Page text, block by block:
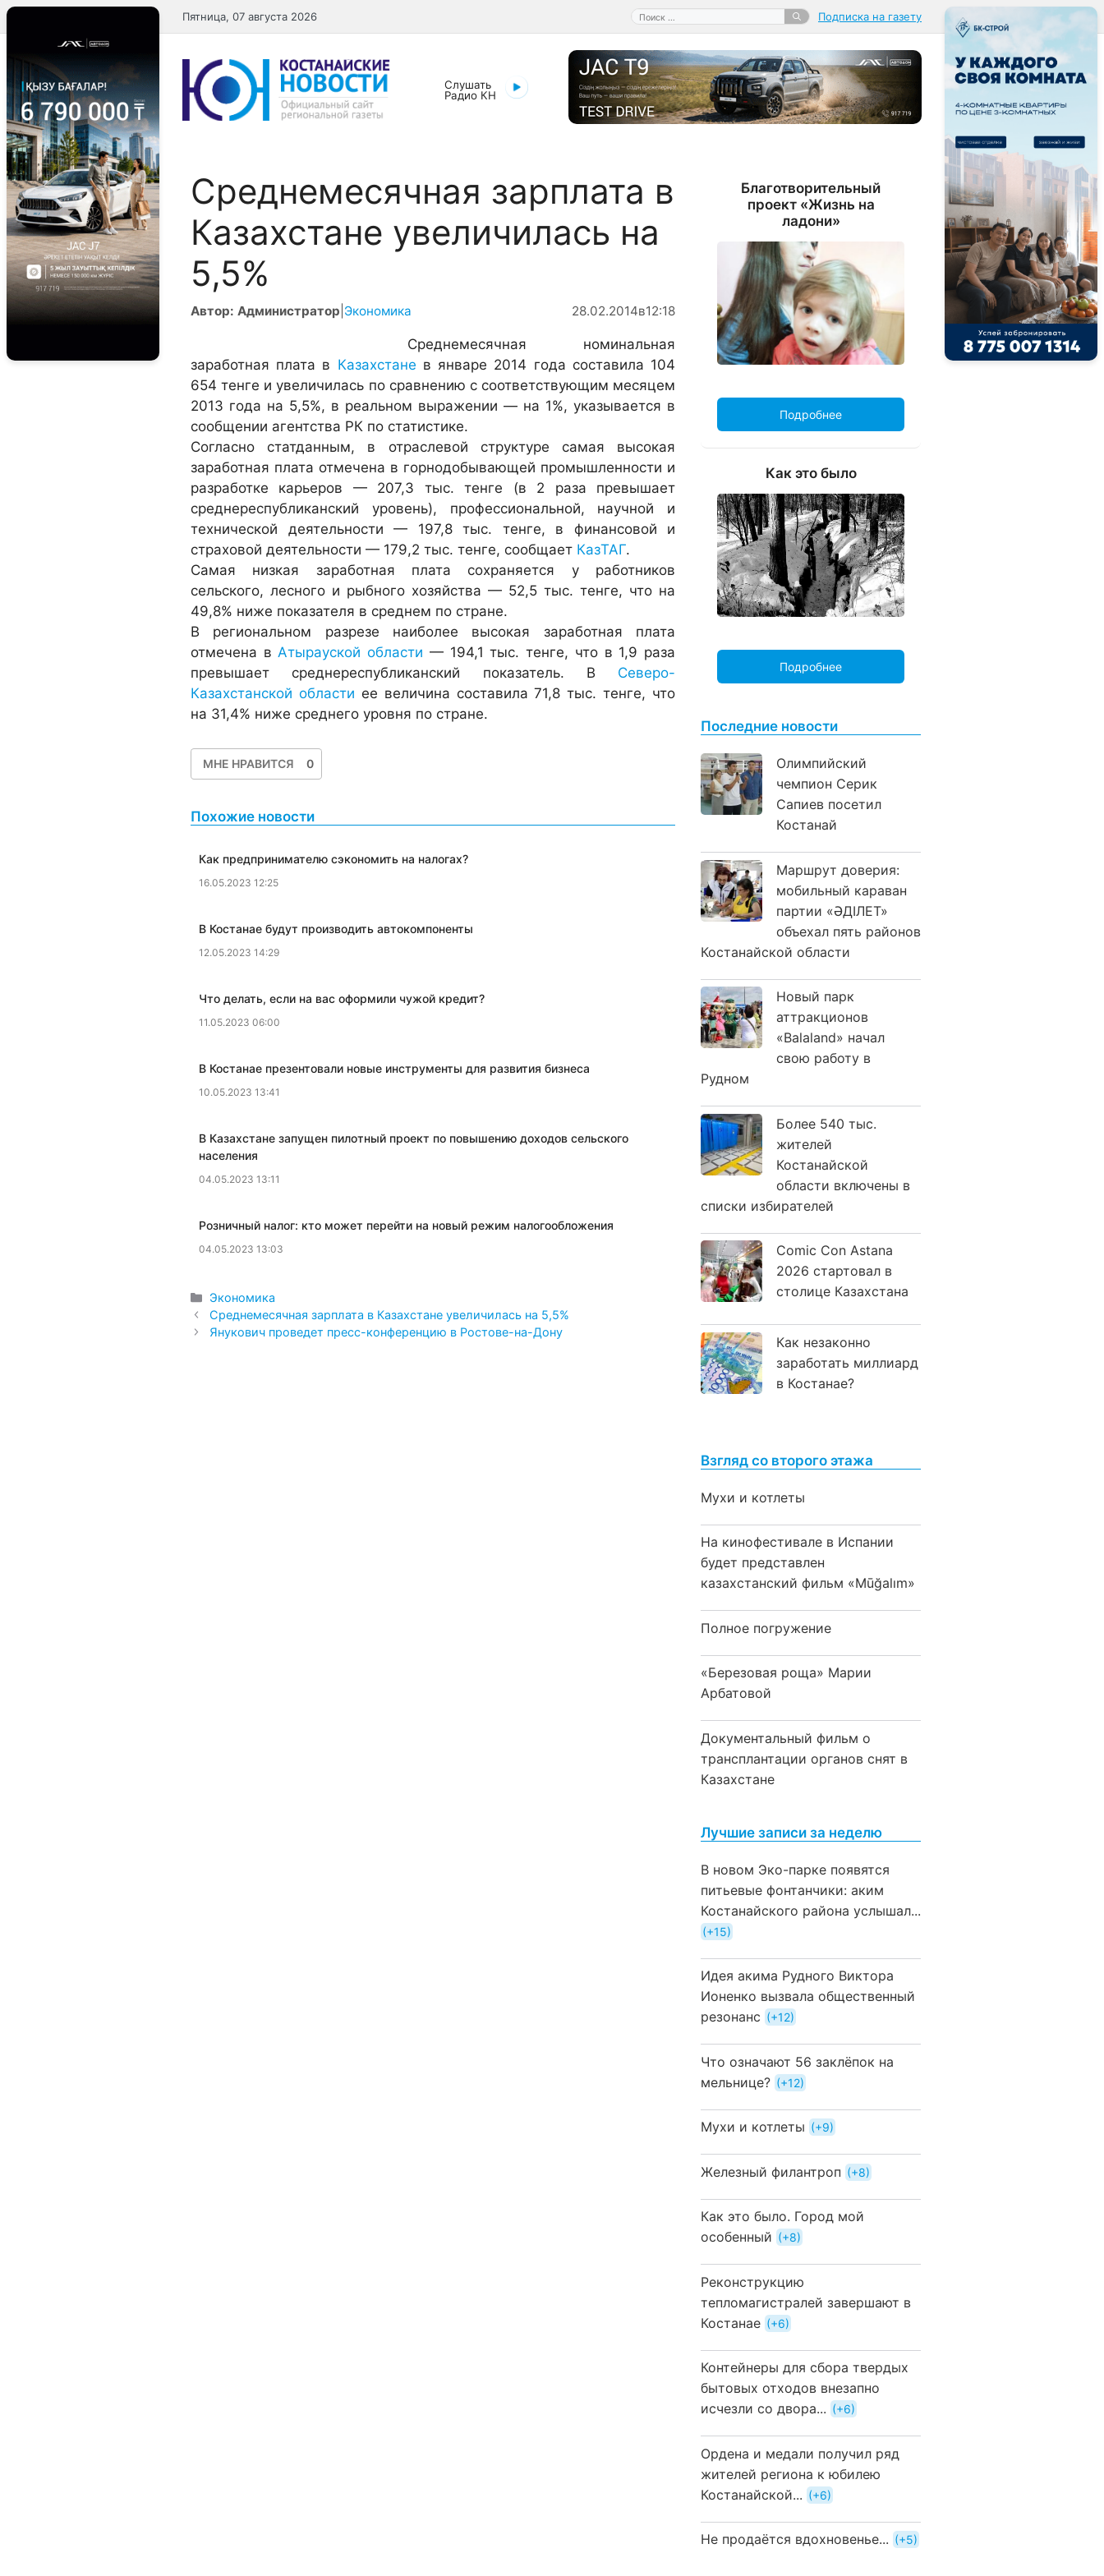
Перейти
к
содержимому
Поиск:
Пятница, 07 августа 2026 Подписка на газету
Слушать
Радио КН
Среднемесячная зарплата в
Казахстане увеличилась на
5,5%
Автор: Администратор Экономика 28.02.2014в12:18
Среднемесячная номинальная
заработная плата в Казахстане в январе 2014 года составила 104
654 тенге и увеличилась по сравнению с соответствующим месяцем
2013 года на 5,5%, в реальном выражении — на 1%, указывается в
сообщении агентства РК по статистике.
Согласно статданным, в отраслевой структуре самая высокая
заработная плата отмечена в горнодобывающей промышленности и
разработке карьеров — 207,3 тыс. тенге (в 2 раза превышает
среднереспубликанский уровень), профессиональной, научной и
технической деятельности — 197,8 тыс. тенге, в финансовой и
страховой деятельности — 179,2 тыс. тенге, сообщает КазТАГ.
Самая низкая заработная плата сохраняется у работников
сельского, лесного и рыбного хозяйства — 52,5 тыс. тенге, что на
49,8% ниже показателя в среднем по стране.
В региональном разрезе наиболее высокая заработная плата
отмечена вАтырауской области — 194,1 тыс. тенге, что в 1,9 раза
превышает среднереспубликанский показатель. В Северо-
Казахстанской области ее величина составила 71,8 тыс. тенге, что
на 31,4% ниже среднего уровня по стране.
МНЕ НРАВИТСЯ 0
Похожие новости
​Как предпринимателю сэкономить на налогах?
16.05.2023 12:25
​В Костанае будут производить автокомпоненты
12.05.2023 14:29
Что делать, если на вас оформили чужой кредит?
11.05.2023 06:00
​В Костанае презентовали новые инструменты для развития бизнеса
10.05.2023 13:41
В Казахстане запущен пилотный проект по повышению доходов сельского
населения
04.05.2023 13:11
​Розничный налог: кто может перейти на новый режим налогообложения
04.05.2023 13:03
Рубрики
Экономика
Среднемесячная зарплата в Казахстане увеличилась на 5,5%
Янукович проведет пресс-конференцию в Ростове-на-Дону
Благотворительный
проект «Жизнь на
ладони»
Подробнее
Как это было
Подробнее
Последние новости
Олимпийский
чемпион Серик
Сапиев посетил
Костанай
Маршрут доверия:
мобильный караван
партии «ӘДІЛЕТ»
объехал пять районов
Костанайской области
Новый парк
аттракционов
«Balaland» начал
свою работу в
Рудном
Более 540 тыс.
жителей
Костанайской
области включены в
списки избирателей
Comic Con Astana
2026 стартовал в
столице Казахстана
Как незаконно
заработать миллиард
в Костанае?
Взгляд со второго этажа
Мухи и котлеты
На кинофестивале в Испании
будет представлен
казахстанский фильм «Mūğalım»
Полное погружение
«Березовая роща» Марии
Арбатовой
Документальный фильм о
трансплантации органов снят в
Казахстане
Лучшие записи за неделю
В новом Эко-парке появятся
питьевые фонтанчики: аким
Костанайского района услышал...
+15
Идея акима Рудного Виктора
Ионенко вызвала общественный
резонанс
+12
Что означают 56 заклёпок на
мельнице?
+12
Мухи и котлеты +9
Железный филантроп +8
Как это было. Город мой
особенный
+8
Реконструкцию
тепломагистралей завершают в
Костанае
+6
Контейнеры для сбора твердых
бытовых отходов внезапно
исчезли со двора...
+6
Ордена и медали получил ряд
жителей региона к юбилею
Костанайской...
+6
Не продаётся вдохновенье... +5